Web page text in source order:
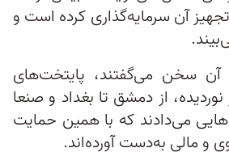
آن سرمایه‌گذاری کرده است و
سخن می‌گفتند، پایتخت‌های
از دمشق تا بغداد و صنعا
می‌دادند که با همین حمایت
و مالی به‌دست آورده‌اند.